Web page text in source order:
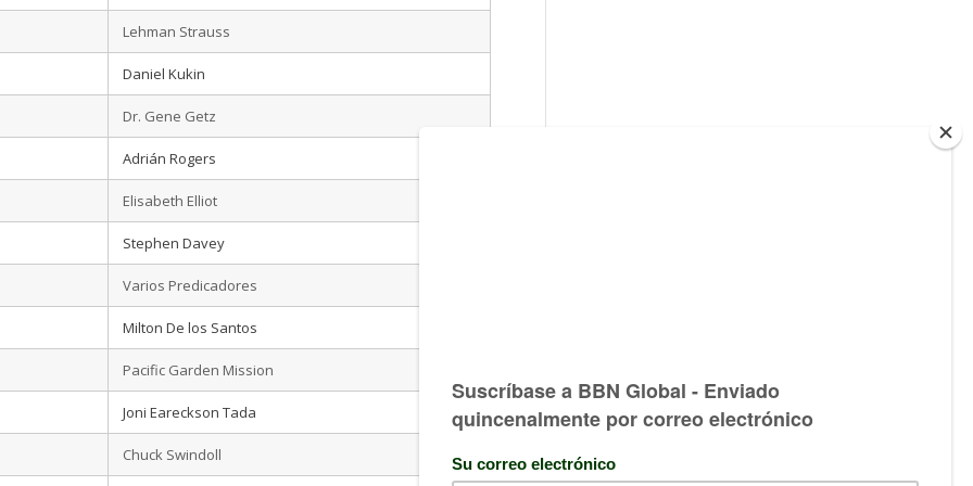
Lehman Strauss
Daniel Kukin
Dr. Gene Getz
Adrián Rogers
Elisabeth Elliot
Stephen Davey
Varios Predicadores
Milton De los Santos
Pacific Garden Mission
Joni Eareckson Tada
Chuck Swindoll